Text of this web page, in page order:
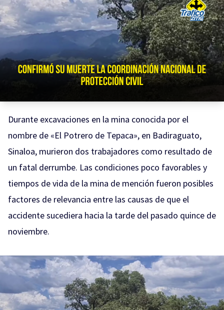
Durante excavaciones en la mina conocida por el
nombre de «El Potrero de Tepaca», en Badiraguato,
Sinaloa, murieron dos trabajadores como resultado de
un fatal derrumbe. Las condiciones poco favorables y
tiempos de vida de la mina de mención fueron posibles
factores de relevancia entre las causas de que el
accidente sucediera hacia la tarde del pasado quince de
noviembre.